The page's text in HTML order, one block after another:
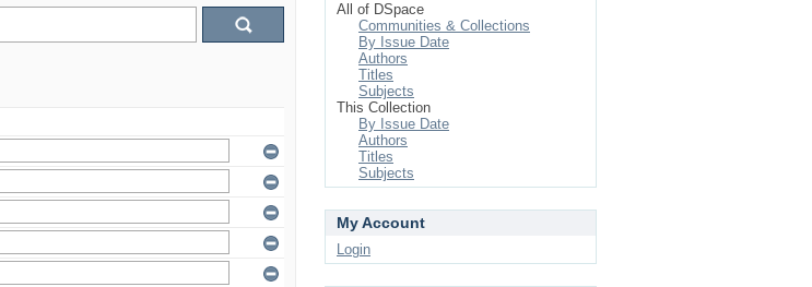
All of DSpace
Communities & Collections
By Issue Date
Authors
Titles
Subjects
This Collection
By Issue Date
Authors
Titles
Subjects
My Account
Login